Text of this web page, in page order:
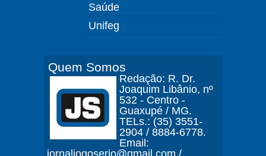
Saúde
Unifeg
Quem Somos
Redação: R. Dr.
Joaquim Libânio, nº
532 - Centro -
Guaxupé / MG.
TELs.: (35) 3551-
2904 / 8884-6778.
Email: